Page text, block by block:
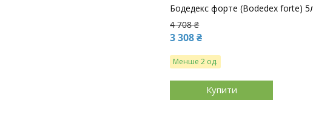
Бодедекс форте (Bodedex forte)
4 708 ₴
3 308 ₴
Менше 2 од.
Купити